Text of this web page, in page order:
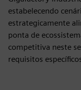
estabelecendo
estrategicamente
ponta de
competitiva neste
requisitos